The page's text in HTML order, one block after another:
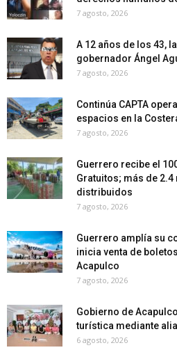
7 agosto, 2026
A 12 años de los 43,
gobernador Ángel
7 agosto, 2026
Continúa CAPTA
espacios en la
7 agosto, 2026
Guerrero recibe el
Gratuitos; más de
distribuidos
7 agosto, 2026
Guerrero amplía su
inicia venta de
Acapulco
7 agosto, 2026
Gobierno de
turística mediante
6 agosto, 2026